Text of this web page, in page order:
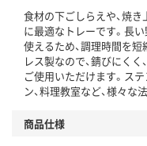
食材の下ごしらえや、焼
に最適なトレーです。長い
使えるため、調理時間を
レス製なので、錆びにく
ご使用いただけます。ス
ン、料理教室など、様々
商品仕様